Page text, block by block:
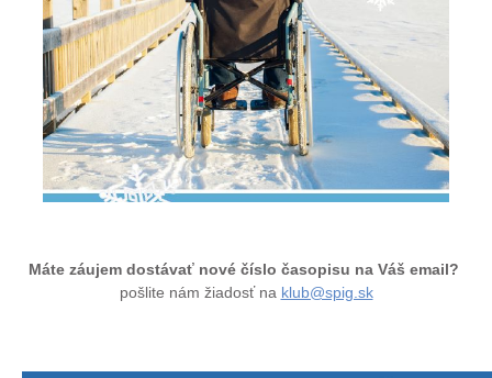
Máte záujem dostávať nové číslo časopisu na Váš email?
pošlite nám žiadosť na klub@spig.sk